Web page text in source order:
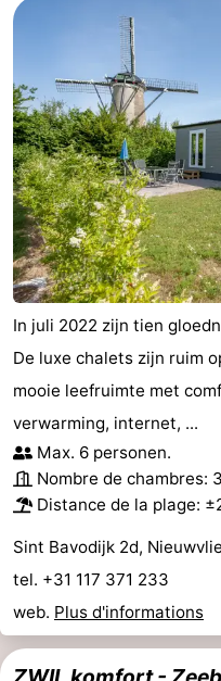
In juli 2022 zijn tien
De luxe chalets zijn ruim
mooie leefruimte met
verwarming, internet, ...
Max. 6 personen.
Nombre de chambres:
Distance de la plage:
Sint Bavodijk 2d,
tel. +31 117 371 233
web. Plus d'informations